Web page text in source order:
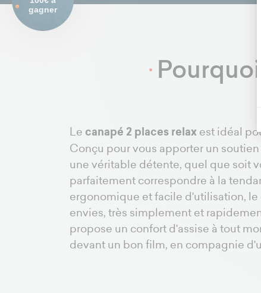
Le canapé 2 places relax est idéal
Conçu pour vous apporter un
une véritable détente, quel que soit
parfaitement correspondre à la
ergonomique et facile d'utilisation,
envies, très simplement et
propose un confort d'assise à tout
devant un bon film, en compagnie
gagner